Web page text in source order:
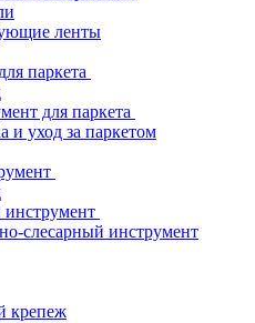
ленты
паркета
для паркета
и уход за паркетом
слесарный инструмент
крепеж